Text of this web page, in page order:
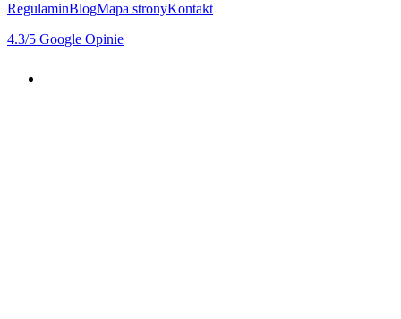
RegulaminBlogMapa stronyKontakt
4.3/5 Google Opinie